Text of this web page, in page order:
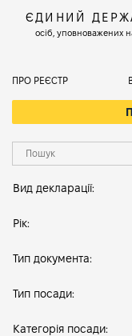
ЄДИНИЙ
осіб, уповноважених
ПРО РЕЄСТР
Вид декларації:
Рік:
Тип документа:
Тип посади:
Категорія посади: